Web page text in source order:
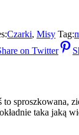
Czarki, Misy Tag:
on Twitter
sproszkowana,
taka jaką